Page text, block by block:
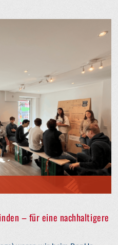
– für eine nachhaltigere